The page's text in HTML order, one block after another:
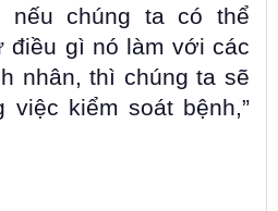
nếu chúng ta có thể
điều gì nó làm với các
nhân, thì chúng ta sẽ
việc kiểm soát bệnh,”